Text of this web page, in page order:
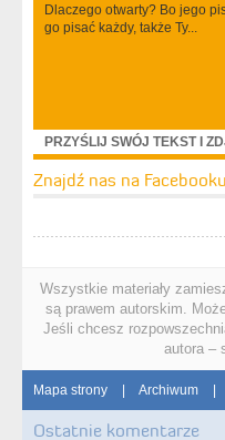
Dlaczego otwarty? Bo jego
go pisać każdy, także Ty...
PRZYŚLIJ SWÓJ TEKST I
Znajdź nas na Facebooku
Wszystkie materiały
są prawem autorskim.
Jeśli chcesz
autora –
Mapa strony | Archiwum |
Ostatnie komentarze